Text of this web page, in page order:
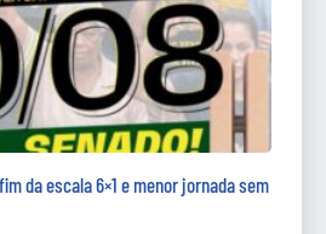
da escala 6×1 e menor jornada sem